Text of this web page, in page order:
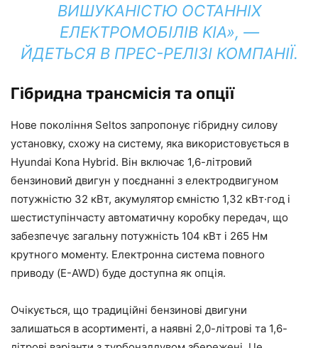
ВИШУКАНІСТЮ ОСТАННІХ
ЕЛЕКТРОМОБІЛІВ KIA», —
ЙДЕТЬСЯ В ПРЕС-РЕЛІЗІ КОМПАНІЇ.
Гібридна трансмісія та опції
Нове покоління Seltos запропонує гібридну силову
установку, схожу на систему, яка використовується в
Hyundai Kona Hybrid. Він включає 1,6-літровий
бензиновий двигун у поєднанні з електродвигуном
потужністю 32 кВт, акумулятор ємністю 1,32 кВт·год і
шестиступінчасту автоматичну коробку передач, що
забезпечує загальну потужність 104 кВт і 265 Нм
крутного моменту. Електронна система повного
приводу (E-AWD) буде доступна як опція.
Очікується, що традиційні бензинові двигуни
залишаться в асортименті, а наявні 2,0-літрові та 1,6-